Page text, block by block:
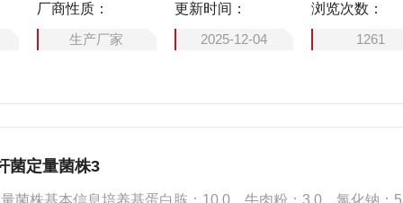
厂商性质：
生产厂家
更新时间：
2025-12-04
浏览次数：
1261
菌定量菌株3
菌株基本信息培养基蛋白胨：10.0，牛肉粉：3.0，氯化钠：